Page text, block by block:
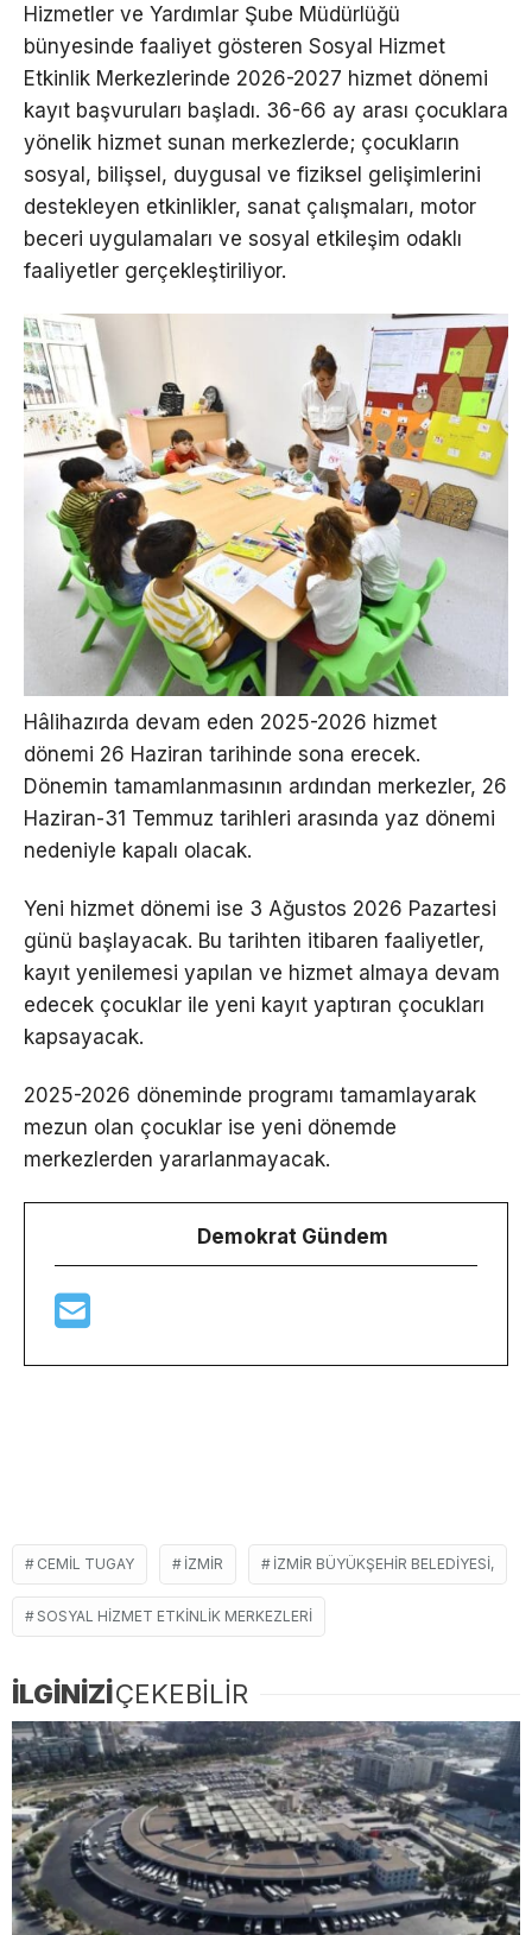
Hizmetler ve Yardımlar Şube Müdürlüğü
bünyesinde faaliyet gösteren Sosyal Hizmet
Etkinlik Merkezlerinde 2026-2027 hizmet dönemi
kayıt başvuruları başladı. 36-66 ay arası çocuklara
yönelik hizmet sunan merkezlerde; çocukların
sosyal, bilişsel, duygusal ve fiziksel gelişimlerini
destekleyen etkinlikler, sanat çalışmaları, motor
beceri uygulamaları ve sosyal etkileşim odaklı
faaliyetler gerçekleştiriliyor.
Hâlihazırda devam eden 2025-2026 hizmet
dönemi 26 Haziran tarihinde sona erecek.
Dönemin tamamlanmasının ardından merkezler, 26
Haziran-31 Temmuz tarihleri arasında yaz dönemi
nedeniyle kapalı olacak.
Yeni hizmet dönemi ise 3 Ağustos 2026 Pazartesi
günü başlayacak. Bu tarihten itibaren faaliyetler,
kayıt yenilemesi yapılan ve hizmet almaya devam
edecek çocuklar ile yeni kayıt yaptıran çocukları
kapsayacak.
2025-2026 döneminde programı tamamlayarak
mezun olan çocuklar ise yeni dönemde
merkezlerden yararlanmayacak.
Demokrat Gündem
CEMIL TUGAY İZMIR İZMIR BÜYÜKŞEHIR BELEDIYESI,
SOSYAL HIZMET ETKINLIK MERKEZLERI
İLGİNİZİÇEKEBİLİR